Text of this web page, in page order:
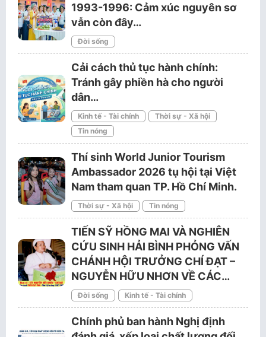
1993-1996: Cảm xúc nguyên sơ
vẫn còn đây…
Đời sống
Cải cách thủ tục hành chính:
Tránh gây phiền hà cho người
dân…
Kinh tế - Tài chính
Thời sự - Xã hội
Tin nóng
Thí sinh World Junior Tourism
Ambassador 2026 tụ hội tại Việt
Nam tham quan TP. Hồ Chí Minh.
Thời sự - Xã hội Tin nóng
TIẾN SỸ HỒNG MAI VÀ NGHIÊN
CỨU SINH HẢI BÌNH PHỎNG VẤN
CHÁNH HỘI TRƯỞNG CHÍ ĐẠT –
NGUYỄN HỮU NHƠN VỀ CÁC…
Đời sống Kinh tế - Tài chính
Chính phủ ban hành Nghị định